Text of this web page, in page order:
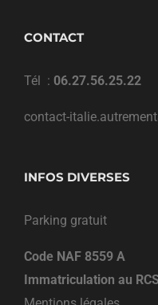
CONTACT
Tél : 06.27.56.25.22
contact-
INFOS DIVERSES
Parking gratuit
Code NAF 8559 A
Immatriculation au